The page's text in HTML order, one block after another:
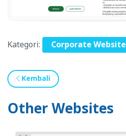
Kategori: Corporate Website
Kembali
Other Websites